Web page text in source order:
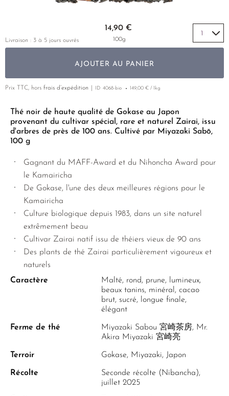
RECOMMANDATIONS
ZHANGPING SHUI XIAN
RECOMMANDATIONS
COFFRETS & CADEAUX
THÉS D'AMAZONIE
ENCENS RARES
Thé noir de haute qualité de Gokase au Japon
provenant du cultivar spécial, rare et naturel Zairai, issu
d'arbres de près de 100 ans. Cultivé par Miyazaki Sabō,
100 g
Gagnant du MAFF-Award et du Nihoncha Award pour
le Kamairicha
De Gokase, l'une des deux meilleures régions pour le
Kamairicha
Culture biologique depuis 1983, dans un site naturel
extrêmement beau
Cultivar Zairai natif issu de théiers vieux de 90 ans
Des plants de thé Zairai particulièrement vigoureux et
naturels
Caractère
Malté, rond, prune, lumineux,
beaux tanins, minéral, cacao
brut, sucré, longue finale,
élégant
Ferme de thé
Miyazaki Sabou 宮崎茶房, Mr.
Akira Miyazaki 宮崎亮
Terroir Gokase, Miyazaki, Japon
Récolte
Seconde récolte (Nibancha),
juillet 2025
14,90 €
100g
AJOUTER AU PANIER
Livraison : 3 à 5 jours ouvrés
Prix TTC, hors frais d’expédition ID 4068-bio 149,00 € / 1kg